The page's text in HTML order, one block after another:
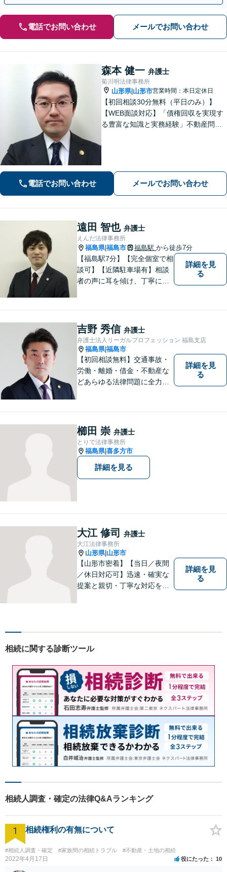
電話でお問い合わせ メールでお問い合わせ
森本 健一 弁護士
菊川明法律事務所
山形県| 山形市営業時間：本日定休日
【初回相談30分無料（平日のみ）】
【WEB面談対応】「債権回収を実現す
る豊富な知識と実務経験」不動産問
電話でお問い合わせ メールでお問い合わせ
遠田 智也 弁護士
えんだ法律事務所
福島県|福島市 福島駅 から徒歩7分
【福島駅7分】【完全個室で相
談可】【近隣駐車場有】相談
者の声に耳を傾け、丁寧にわ
った」と思っていただけるよ
うに全力を尽くしていきま
す。
詳細を見
る
吉野 秀信 弁護士
弁護士法人リーガルプロフェッション 福島支店
福島県|福島市
【初回相談無料】交通事故・
労働・離婚・借金・不動産な
どあらゆる法律問題に全力を
くことを最も重視ししていま
す。お困りの方はまずはご相
談ください。
詳細を見
る
櫛田 崇 弁護士
とりで法律事務所
福島県|喜多方市
詳細を見る
大江 修司 弁護士
大江法律事務所
山形県| 山形市
【山形市密着】【当日／夜間
／休日対応可】迅速・確実な
提案と親切・丁寧な対応をい
可】不安や問題について法的
て、より良い解決に導くお手
伝いをいたします。
詳細を見
る
相続に関する診断ツール
相続人調査・確定の法律Q&Aランキング
1 相続権利の有無について
#相続人調査・確定 #家族間の相続トラブル #不動産・土地の相続
2022年4月17日 役にたった 10